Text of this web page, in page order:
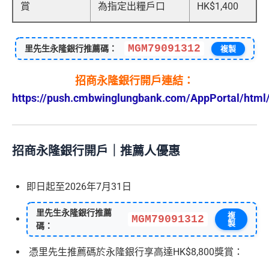
賞
為指定出糧戶口
HK$1,400
里先生永隆銀行推薦碼： MGM79091312 複製
招商永隆銀行開戶連結：
https://push.cmbwinglungbank.com/AppPortal/
招商永隆銀行開戶｜推薦人優惠
即日起至2026年7月31日
里先生永隆銀行推薦
碼：
MGM79091312
複
製
憑里先生推薦碼於永隆銀行享高達HK$8,800獎賞：